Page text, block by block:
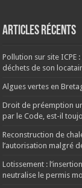
Articles récents
Pollution sur site
déchets de son
Algues vertes en
Droit de préemption
par le Code, est-il
Reconstruction de
l’autorisation malgré
Lotissement :
neutralise le permis